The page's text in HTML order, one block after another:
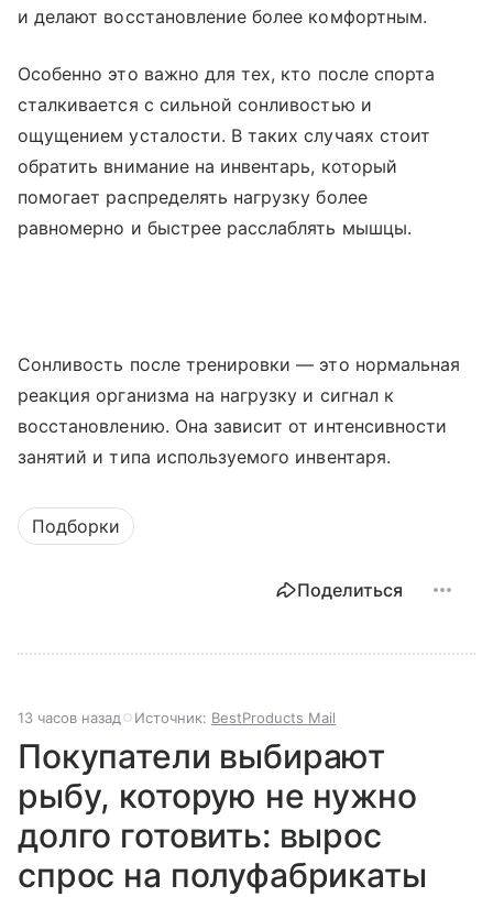
и делают восстановление более комфортным.
Особенно это важно для тех, кто после спорта
сталкивается с сильной сонливостью и
ощущением усталости. В таких случаях стоит
обратить внимание на инвентарь, который
помогает распределять нагрузку более
равномерно и быстрее расслаблять мышцы.
Сонливость после тренировки — это нормальная
реакция организма на нагрузку и сигнал к
восстановлению. Она зависит от интенсивности
занятий и типа используемого инвентаря.
Подборки
Поделиться
13 часов назад Источник: BestProducts Mail
Покупатели выбирают
рыбу, которую не нужно
долго готовить: вырос
спрос на полуфабрикаты